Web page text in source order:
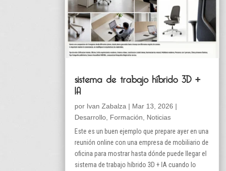
sistema de trabajo híbrido 3D +
IA
por Ivan Zabalza | Mar 13, 2026 |
Desarrollo Formación
Noticias
Este es un buen ejemplo que prepare ayer en una
reunión online con una empresa de mobiliario de
oficina para mostrar hasta dónde puede llegar el
sistema de trabajo híbrido 3D + IA cuando lo